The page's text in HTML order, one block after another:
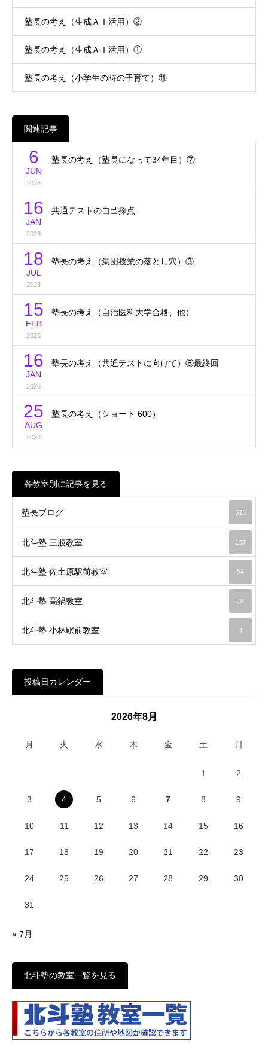
塾長の考え（生成ＡＩ活用）②
塾長の考え（生成ＡＩ活用）①
塾長の考え（小学生の時の子育て）⑪
関連記事
6
JUN
2026
塾長の考え（塾長になって34年目）⑦
16
JAN
2023
共通テストの自己採点
18
JUL
2023
塾長の考え（集団授業の落とし穴）③
15
FEB
2025
塾長の考え（自治医科大学合格、他）
16
JAN
2026
塾長の考え（共通テストに向けて）⑧最終回
25
AUG
2023
塾長の考え（ショート 600）
各教室別に記事を見る
塾長ブログ 523
北斗塾 三股教室 137
北斗塾 佐土原駅前教室 94
北斗塾 高鍋教室 78
北斗塾 小林駅前教室 4
投稿日カレンダー
2026年8月
月 火 水 木 金 土 日
1 2
3 4 5 6 7 8 9
10 11 12 13 14 15 16
17 18 19 20 21 22 23
24 25 26 27 28 29 30
31
« 7月
北斗塾の教室一覧を見る